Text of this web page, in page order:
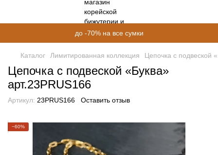
до -70% на все сумки
Каталог Лимитированная коллекция Цепочка с подвеской
Цепочка с подвеской «Буква»
арт.23PRUS166
Артикул: 23PRUS166 Оставить отзыв
−60%